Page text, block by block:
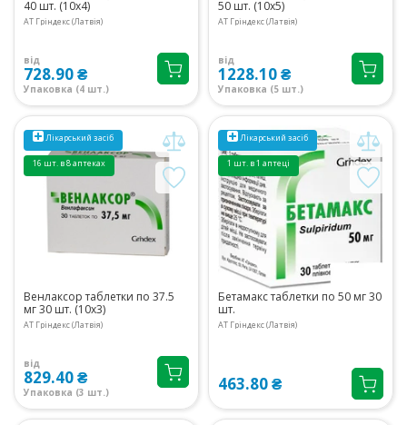
40 шт. (10х4)
АТ Гріндекс (Латвія)
від
728.90 ₴
Упаковка (4 шт.)
50 шт. (10х5)
АТ Гріндекс (Латвія)
від
1228.10 ₴
Упаковка (5 шт.)
Лікарський засіб
16 шт. в 8 аптеках
Венлаксор таблетки по 37.5
мг 30 шт. (10х3)
АТ Гріндекс (Латвія)
від
829.40 ₴
Упаковка (3 шт.)
Лікарський засіб
1 шт. в 1 аптеці
Бетамакс таблетки по 50 мг 30
шт.
АТ Гріндекс (Латвія)
463.80 ₴